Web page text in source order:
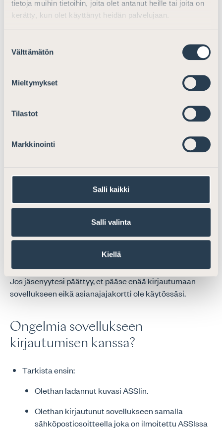
tietoja muihin tietoihin, joita olet antanut heille tai joita on
kerätty, kun olet käyttänyt heidän palvelujaan.
valinta
Välttämätön
Mieltymykset
Tilastot
Markkinointi
Salli kaikki
Salli valinta
Kiellä
Löydät asianajajakorttisi sovelluksen etusivun
päivittyvät ajantasaisesti Suomen Asianajajien
Löydät asianajajakorttisi sovelluksen etusivun
alanavigaatiosta oikealta.
Jos jäsenyytesi päättyy
Jos jäsenyytesi päättyy, et pääse enää kirjautumaan
sovellukseen eikä asianajajakortti ole käytössäsi.
Ongelmia sovellukseen
kirjautumisen kanssa?
Tarkista ensin:
Olethan ladannut kuvasi ASSIin.
Olethan kirjautunut sovellukseen samalla
sähköpostiosoitteella joka on ilmoitettu ASSIssa